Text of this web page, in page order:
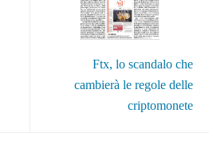
Ftx, lo scandalo che
cambierà le regole delle
criptomonete